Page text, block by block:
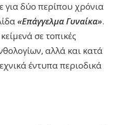
δύο περίπου χρόνια
«Επάγγελμα Γυναίκα».
σε τοπικές
αλλά και κατά
έντυπα περιοδικά